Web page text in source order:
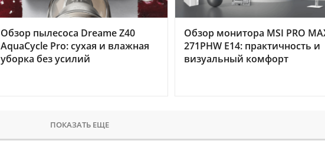
Обзор пылесоса Dreame Z40
AquaCycle Pro: сухая и влажная
уборка без усилий
Обзор монитора MSI PRO
271PHW E14: практичность и
визуальный комфорт
ПОКАЗАТЬ ЕЩЕ